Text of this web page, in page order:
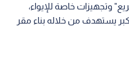
وتجهيزات خاصة للإيواء،
يستهدف من خلاله بناء مقر